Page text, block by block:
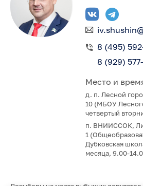
8 (495)
8 (929)
Место и
д. п. Лесной
10 (МБОУ
четвертый
п. ВНИИССОК,
1
Дубковская
месяца, 9.00-